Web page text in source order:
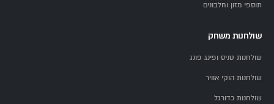
תוספי מזון וחלבונים
שולחנות משחק
שולחנות טניס ופינג פונג
שולחנות הוקי אוויר
שולחנות כדורגל